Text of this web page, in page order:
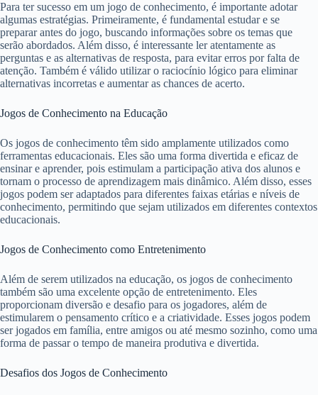
Para ter sucesso em um jogo de conhecimento, é importante adotar
algumas estratégias. Primeiramente, é fundamental estudar e se
preparar antes do jogo, buscando informações sobre os temas que
serão abordados. Além disso, é interessante ler atentamente as
perguntas e as alternativas de resposta, para evitar erros por falta de
atenção. Também é válido utilizar o raciocínio lógico para eliminar
alternativas incorretas e aumentar as chances de acerto.
Jogos de Conhecimento na Educação
Os jogos de conhecimento têm sido amplamente utilizados como
ferramentas educacionais. Eles são uma forma divertida e eficaz de
ensinar e aprender, pois estimulam a participação ativa dos alunos e
tornam o processo de aprendizagem mais dinâmico. Além disso, esses
jogos podem ser adaptados para diferentes faixas etárias e níveis de
conhecimento, permitindo que sejam utilizados em diferentes contextos
educacionais.
Jogos de Conhecimento como Entretenimento
Além de serem utilizados na educação, os jogos de conhecimento
também são uma excelente opção de entretenimento. Eles
proporcionam diversão e desafio para os jogadores, além de
estimularem o pensamento crítico e a criatividade. Esses jogos podem
ser jogados em família, entre amigos ou até mesmo sozinho, como uma
forma de passar o tempo de maneira produtiva e divertida.
Desafios dos Jogos de Conhecimento